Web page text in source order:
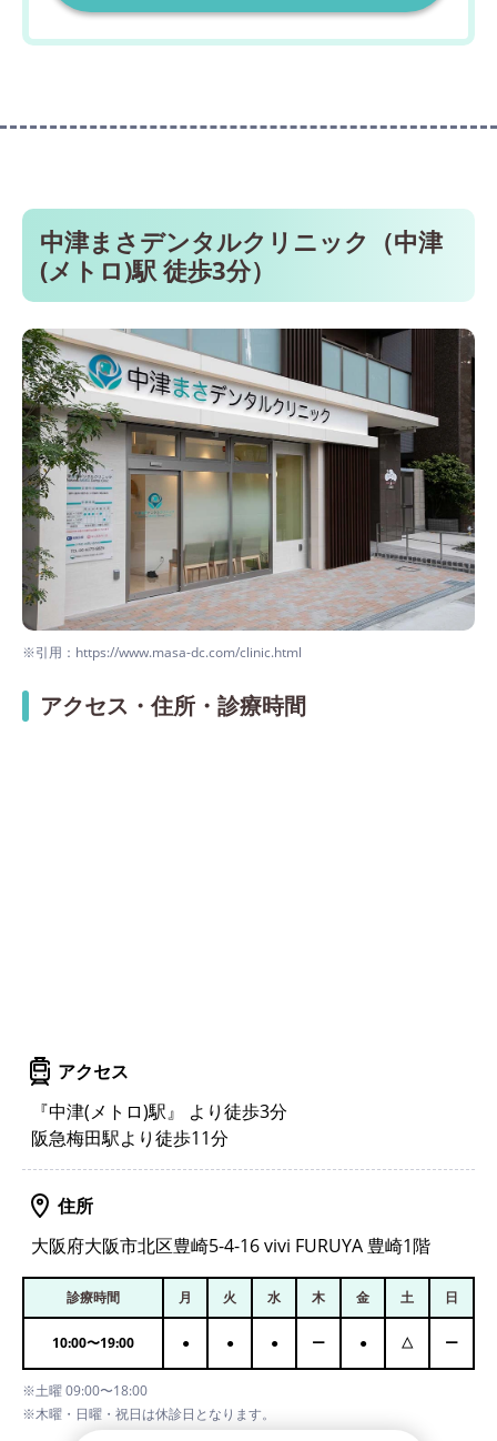
中津まさデンタルクリニック（中津
(メトロ)駅 徒歩3分）
※引用：https://www.masa-dc.com/clinic.html
アクセス・住所・診療時間
アクセス
『中津(メトロ)駅』 より徒歩3分
阪急梅田駅より徒歩11分
住所
大阪府大阪市北区豊崎5-4-16 vivi FURUYA 豊崎1階
診療時間 月 火 水 木 金 土 日
10:00〜19:00 ● ● ● ー ● △ ー
※土曜 09:00〜18:00
※木曜・日曜・祝日は休診日となります。